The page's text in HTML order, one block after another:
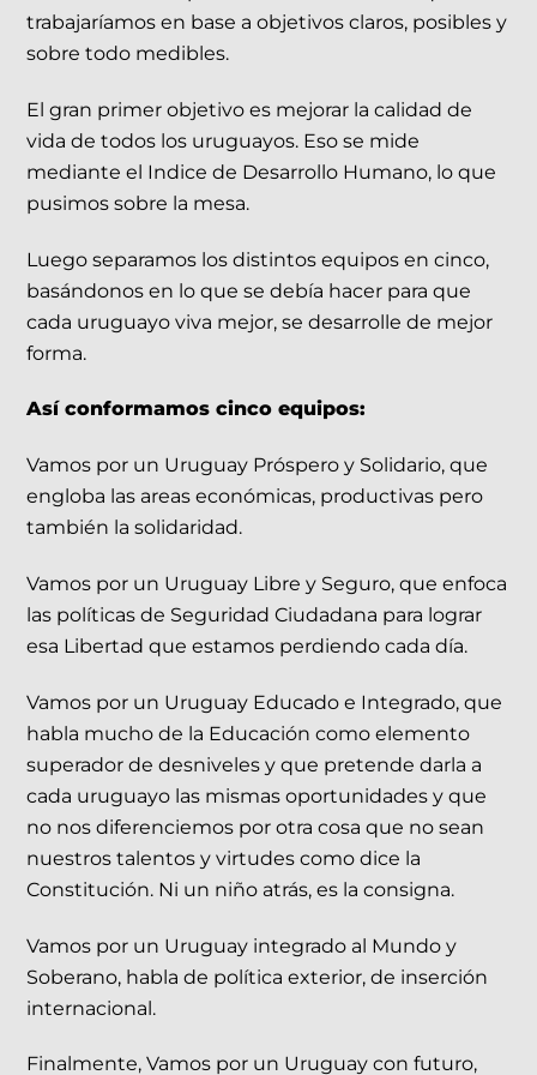
trabajaríamos en base a objetivos claros, posibles y
sobre todo medibles.
El gran primer objetivo es mejorar la calidad de
vida de todos los uruguayos. Eso se mide
mediante el Indice de Desarrollo Humano, lo que
pusimos sobre la mesa.
Luego separamos los distintos equipos en cinco,
basándonos en lo que se debía hacer para que
cada uruguayo viva mejor, se desarrolle de mejor
forma.
Así conformamos cinco equipos:
Vamos por un Uruguay Próspero y Solidario, que
engloba las areas económicas, productivas pero
también la solidaridad.
Vamos por un Uruguay Libre y Seguro, que enfoca
las políticas de Seguridad Ciudadana para lograr
esa Libertad que estamos perdiendo cada día.
Vamos por un Uruguay Educado e Integrado, que
habla mucho de la Educación como elemento
superador de desniveles y que pretende darla a
cada uruguayo las mismas oportunidades y que
no nos diferenciemos por otra cosa que no sean
nuestros talentos y virtudes como dice la
Constitución. Ni un niño atrás, es la consigna.
Vamos por un Uruguay integrado al Mundo y
Soberano, habla de política exterior, de inserción
internacional.
Finalmente, Vamos por un Uruguay con futuro,